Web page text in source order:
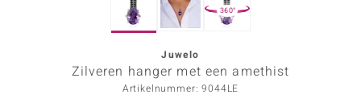
360°
Juwelo
Zilveren hanger met een amethist
Artikelnummer: 9044LE